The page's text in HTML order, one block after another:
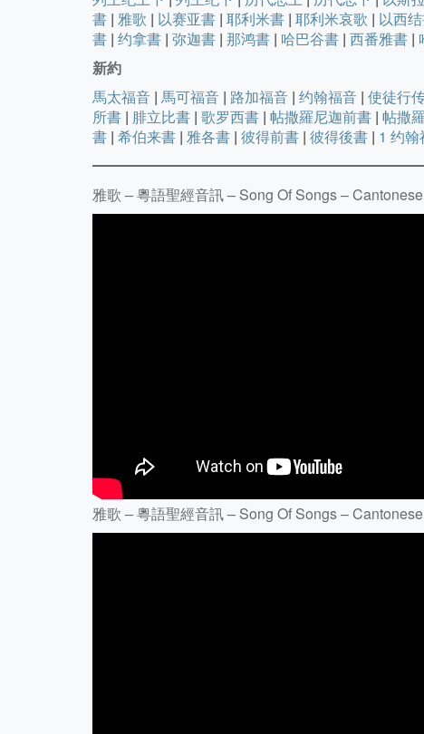
書 | 雅歌 | 以赛亚書 | 耶利米書 | 耶利米哀歌 | 以西
書 | 约拿書 | 弥迦書 | 那鸿書 | 哈巴谷書 | 西番雅書 |
新約
馬太福音 | 馬可福音 | 路加福音 | 约翰福音 | 使徒行
所書 | 腓立比書 | 歌罗西書 | 帖撒羅尼迦前書 | 帖撒
書 | 希伯来書 | 雅各書 | 彼得前書 | 彼得後書 | 1 约翰
雅歌 – 粵語聖經音訊 – Song Of Songs –
雅歌 – 粵語聖經音訊 – Song Of Songs –